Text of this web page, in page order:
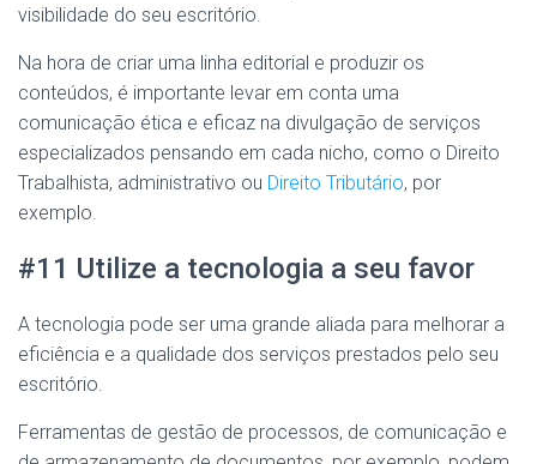
visibilidade do seu escritório.
Na hora de criar uma linha editorial e produzir os
conteúdos, é importante levar em conta uma
comunicação ética e eficaz na divulgação de serviços
especializados pensando em cada nicho, como o Direito
Trabalhista, administrativo ou Direito Tributário, por
exemplo.
#11 Utilize a tecnologia a seu favor
A tecnologia pode ser uma grande aliada para melhorar a
eficiência e a qualidade dos serviços prestados pelo seu
escritório.
Ferramentas de gestão de processos, de comunicação e